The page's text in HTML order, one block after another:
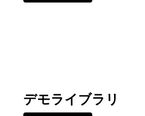
デモライブラリ